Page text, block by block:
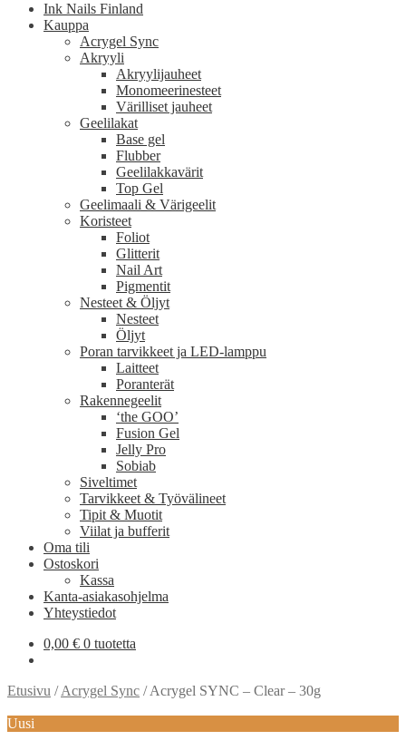
Ink Nails Finland
Kauppa
Acrygel Sync
Akryyli
Akryylijauheet
Monomeerinesteet
Värilliset jauheet
Geelilakat
Base gel
Flubber
Geelilakkavärit
Top Gel
Geelimaali & Värigeelit
Koristeet
Foliot
Glitterit
Nail Art
Pigmentit
Nesteet & Öljyt
Nesteet
Öljyt
Poran tarvikkeet ja LED-lamppu
Laitteet
Poranterät
Rakennegeelit
‘the GOO’
Fusion Gel
Jelly Pro
Sobiab
Siveltimet
Tarvikkeet & Työvälineet
Tipit & Muotit
Viilat ja bufferit
Oma tili
Ostoskori
Kassa
Kanta-asiakasohjelma
Yhteystiedot
0,00 € 0 tuotetta
Etusivu /Acrygel Sync /Acrygel SYNC – Clear – 30g
Uusi